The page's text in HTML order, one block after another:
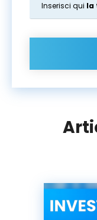
Inserisci qui la